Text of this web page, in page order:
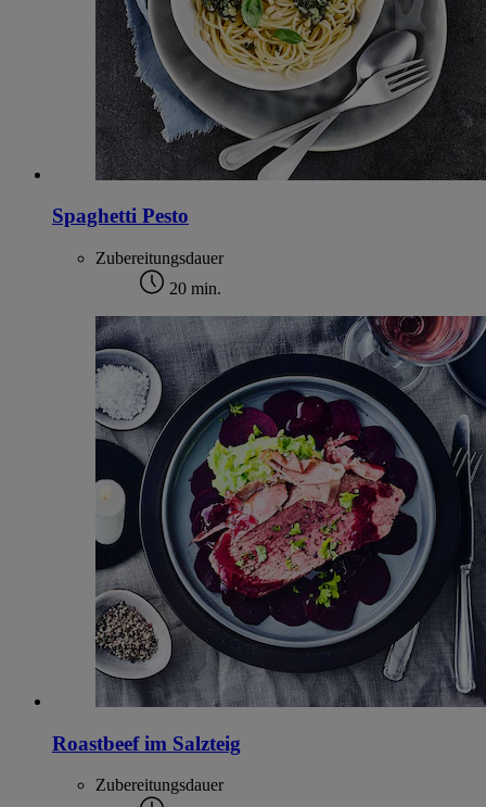
Spaghetti Pesto
Zubereitungsdauer
20 min.
Roastbeef im Salzteig
Zubereitungsdauer